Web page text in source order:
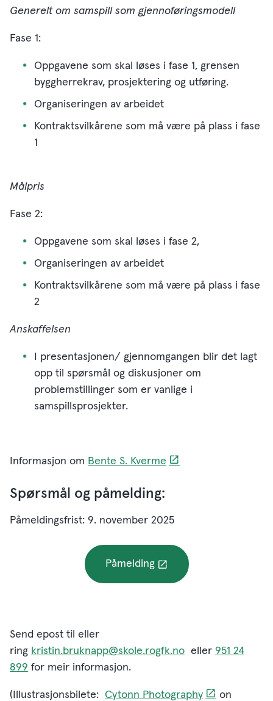
Generelt om samspill som gjennoføringsmodell
Fase 1:
Oppgavene som skal løses i fase 1, grensen
byggherrekrav, prosjektering og utføring.
Organiseringen av arbeidet
Kontraktsvilkårene som må være på plass i fase
1
Målpris
Fase 2:
Oppgavene som skal løses i fase 2,
Organiseringen av arbeidet
Kontraktsvilkårene som må være på plass i fase
2
Anskaffelsen
I presentasjonen/ gjennomgangen blir det lagt
opp til spørsmål og diskusjoner om
problemstillinger som er vanlige i
samspillsprosjekter.
Informasjon om Bente S. Kverme
Spørsmål og påmelding:
Påmeldingsfrist: 9. november 2025
Påmelding
Send epost til eller
ring kristin.bruknapp@skole.rogfk.no eller 951 24
899 for meir informasjon.
(Illustrasjonsbilete: Cytonn Photography
on